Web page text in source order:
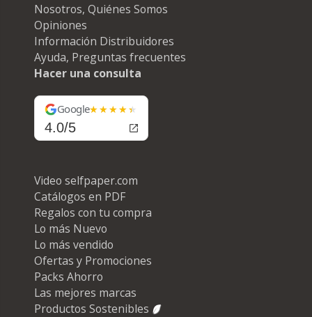
Nosotros, Quiénes Somos
Opiniones
Información Distribuidores
Ayuda, Preguntas frecuentes
Hacer una consulta
Google
4.0/5
Video selfpaper.com
Catálogos en PDF
Regalos con tu compra
Lo más Nuevo
Lo más vendido
Ofertas y Promociones
Packs Ahorro
Las mejores marcas
Productos Sostenibles